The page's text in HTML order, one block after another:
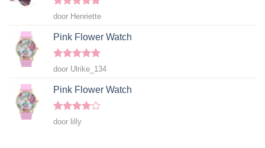
Gewaardeerd
door Henriette
Pink Flower Watch
Gewaardeerd
door Ulrike_134
Pink Flower Watch
Gewaardeerd
uit 5
door lilly